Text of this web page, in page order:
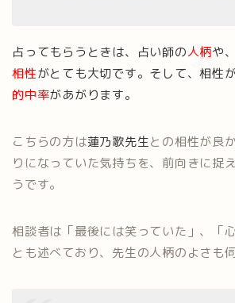
占ってもらうときは、占い師の人柄や
相性がとても大切です。そして、相性
的中率があがります。
こちらの方は蓮乃歌先生との相性が良
りになっていた気持ちを、前向きに捉
うです。
相談者は「最後には笑っていた」、「
とも述べており、先生の人柄のよさも